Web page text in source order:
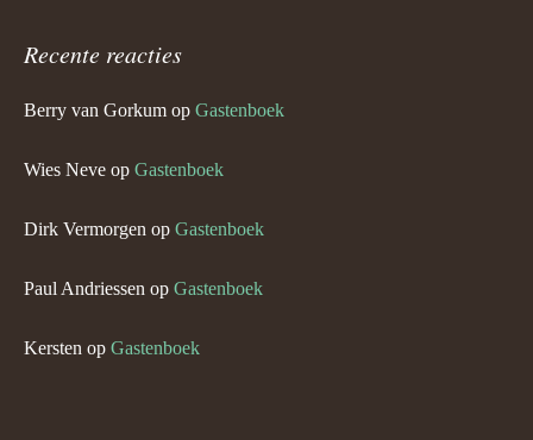
Recente reacties
Berry van Gorkum op Gastenboek
Wies Neve op Gastenboek
Dirk Vermorgen op Gastenboek
Paul Andriessen op Gastenboek
Kersten op Gastenboek